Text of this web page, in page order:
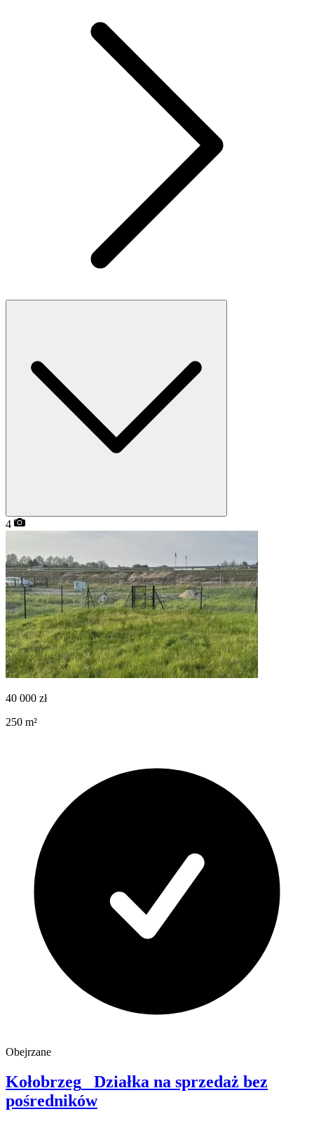
4
40 000 zł
250 m²
Obejrzane
Kołobrzeg Działka na sprzedaż bez
pośredników